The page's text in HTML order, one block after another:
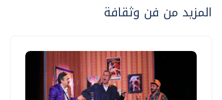
المزيد من فن وثقافة